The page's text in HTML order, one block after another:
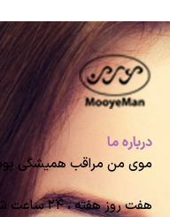
درباره ما
موی من مراقب همیشگی
هفت روز هفته ، ۲۴ ساعت شبانه‌روز پاسخگوی شما هستیم